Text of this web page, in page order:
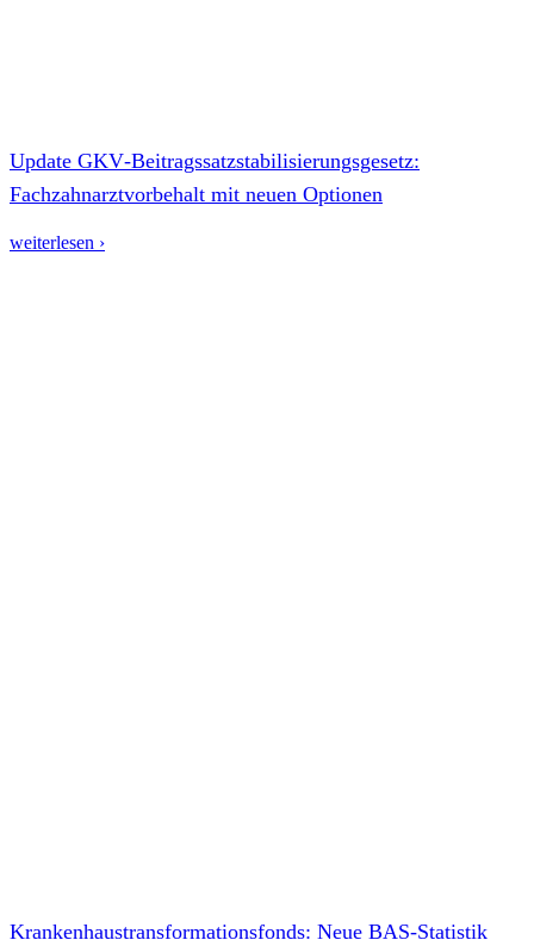
Update GKV‑Beitragssatzstabilisierungsgesetz:
Fachzahnarztvorbehalt mit neuen Optionen
weiterlesen ›
Krankenhaustransformationsfonds: Neue BAS-Statistik